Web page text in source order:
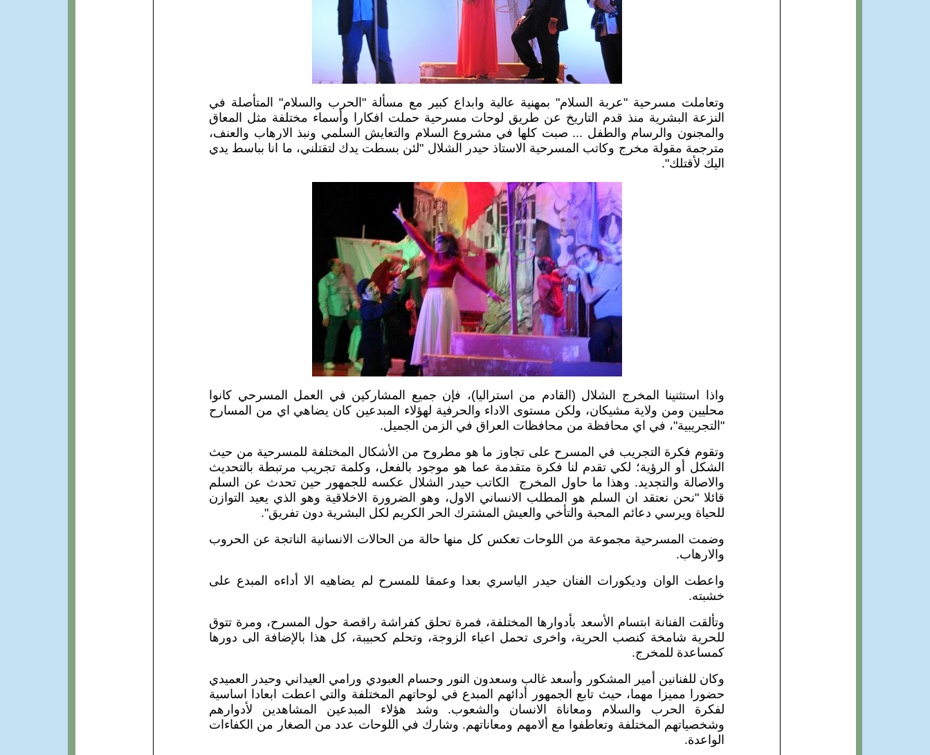
وتعاملت مسرحية "عربة السلام" بمهنية عالية وابداع كبير مع مسألة "الحرب والسلام" المتأصلة في
النزعة البشرية منذ قدم التاريخ عن طريق لوحات مسرحية حملت افكارا وأسماء مختلفة مثل المعاق
والمجنون والرسام والطفل ... صبت كلها في مشروع السلام والتعايش السلمي ونبذ الارهاب والعنف،
مترجمة مقولة مخرج وكاتب المسرحية الاستاذ حيدر الشلال "لئن بسطت يدك لتقتلني، ما انا بباسط يدي
اليك لأقتلك".
واذا استثنينا المخرج الشلال (القادم من استراليا)، فإن جميع المشاركين في العمل المسرحي كانوا
محليين ومن ولاية مشيكان، ولكن مستوى الاداء والحرفية لهؤلاء المبدعين كان يضاهي اي من المسارح
"التجريبية"، في اي محافظة من محافظات العراق في الزمن الجميل.
وتقوم فكرة التجريب في المسرح على تجاوز ما هو مطروح من الأشكال المختلفة للمسرحية من حيث
الشكل أو الرؤية؛ لكي تقدم لنا فكرة متقدمة عما هو موجود بالفعل، وكلمة تجريب مرتبطة بالتحديث
والاصالة والتجديد. وهذا ما حاول المخرج الكاتب حيدر الشلال عكسه للجمهور حين تحدث عن السلم
قائلا "نحن نعتقد ان السلم هو المطلب الانساني الاول، وهو الضرورة الاخلاقية وهو الذي يعيد التوازن
للحياة ويرسي دعائم المحبة والتأخي والعيش المشترك الحر الكريم لكل البشرية دون تفريق".
وضمت المسرحية مجموعة من اللوحات تعكس كل منها حالة من الحالات الانسانية الناتجة عن الحروب
والارهاب.
واعطت الوان وديكورات الفنان حيدر الياسري بعدا وعمقا للمسرح لم يضاهيه الا أداءه المبدع على
خشبته.
وتألقت الفنانة ابتسام الأسعد بأدوارها المختلفة، فمرة تحلق كفراشة راقصة حول المسرح، ومرة تتوق
للحرية شامخة كنصب الحرية، واخرى تحمل اعباء الزوجة، وتحلم كحبيبة، كل هذا بالإضافة الى دورها
كمساعدة للمخرج.
وكان للفنانين أمير المشكور وأسعد غالب وسعدون النور وحسام العبودي ورامي العيداني وحيدر العميدي
حضورا مميزا مهما، حيث تابع الجمهور أدائهم المبدع في لوحاتهم المختلفة والتي اعطت ابعادا اساسية
لفكرة الحرب والسلام ومعاناة الانسان والشعوب. وشد هؤلاء المبدعين المشاهدين لأدوارهم
وشخصياتهم المختلفة وتعاطفوا مع ألامهم ومعاناتهم. وشارك في اللوحات عدد من الصغار من الكفاءات
الواعدة.